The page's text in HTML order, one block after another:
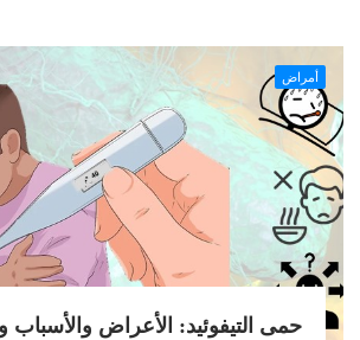
أمراض
حمى التيفوئيد: الأعراض والأسباب